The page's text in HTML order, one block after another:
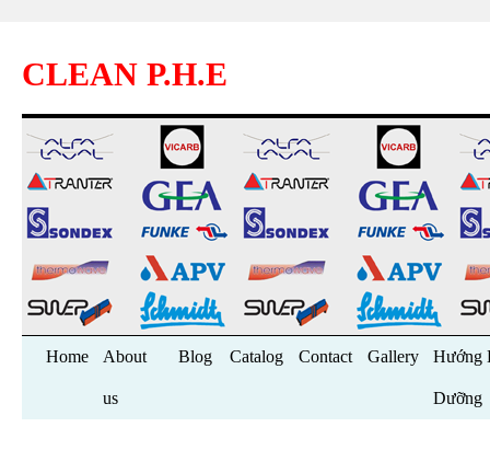
CLEAN P.H.E
Skip
Home About
us
Blog Catalog Contact Gallery Hướng
Dưỡng